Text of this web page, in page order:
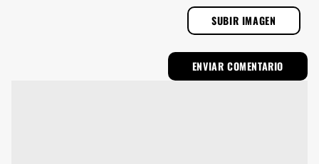
SUBIR IMAGEN